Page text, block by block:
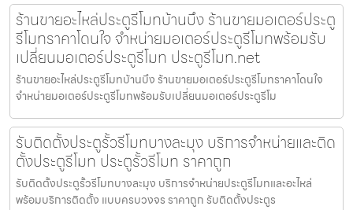
ร้านขายอะไหล่ประตูรีโมทบ้านบึง ร้านขายมอเตอร์ประตู
รีโมทราคาโดนใจ จำหน่ายมอเตอร์ประตูรีโมทพร้อมรับ
เปลี่ยนมอเตอร์ประตูรีโมท ประตูรีโมท.net
ร้านขายอะไหล่ประตูรีโมทบ้านบึง ร้านขายมอเตอร์ประตูรีโมทราคาโดนใจ
จำหน่ายมอเตอร์ประตูรีโมทพร้อมรับเปลี่ยนมอเตอร์ประตูรีโม
รับติดตั้งประตูรั้วรีโมทบางละมุง บริการจำหน่ายและติด
ตั้งประตูรีโมท ประตูรั้วรีโมท ราคาถูก
รับติดตั้งประตูรั้วรีโมทบางละมุง บริการจำหน่ายประตูรีโมทและอะไหล่
พร้อมบริการติดตั้ง แบบครบวงจร ราคาถูก รับติดตั้งประตูร